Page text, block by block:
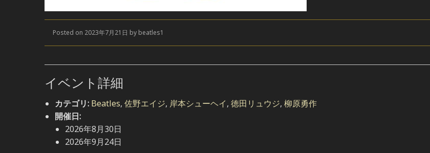
Posted on 2023年7月21日 by beatles1
イベント詳細
カテゴリ: Beatles, 佐野エイジ, 岸本シューヘイ, 徳田リュウジ, 柳原勇作
開催日:
2026年8月30日
2026年9月24日